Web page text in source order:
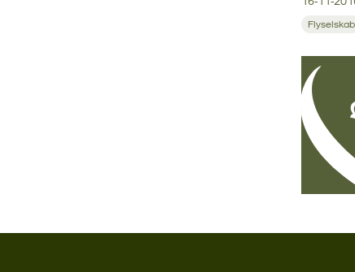
Flyselskab